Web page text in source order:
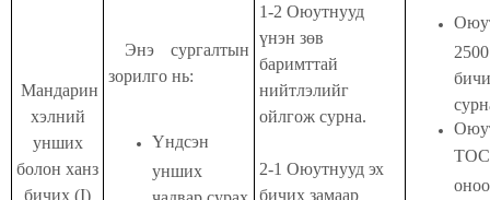
Мандарин
хэлний
унших
болон ханз
бичих (I)
Энэ сургалтын
зорилго нь:
Үндсэн
унших
чадвар сурах
1-2 Оюутнууд
үнэн зөв
баримттай
нийтлэлийг
ойлгож сурна.
2-1 Оюутнууд эх
бичих замаар